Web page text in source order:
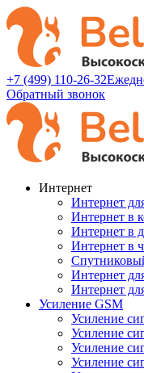
+7 (499) 110-26-32
Обратный звонок
Интернет
Интернет
Интернет в
Интернет в
Интернет в
Интернет
Интернет
Усиление GSM
Усиление
Усиление
Усиление
Усиление